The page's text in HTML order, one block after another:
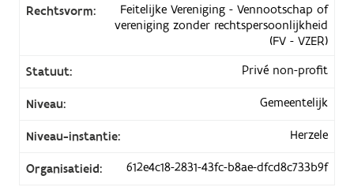
Rechtsvorm:
Feitelijke Vereniging - Vennootschap of
vereniging zonder rechtspersoonlijkheid
(FV - VZER)
Statuut:
Privé non-profit
Niveau: Gemeentelijk
Niveau-instantie: Herzele
Organisatieid: 612e4c18-2831-43fc-b8ae-dfcd8c733b9f